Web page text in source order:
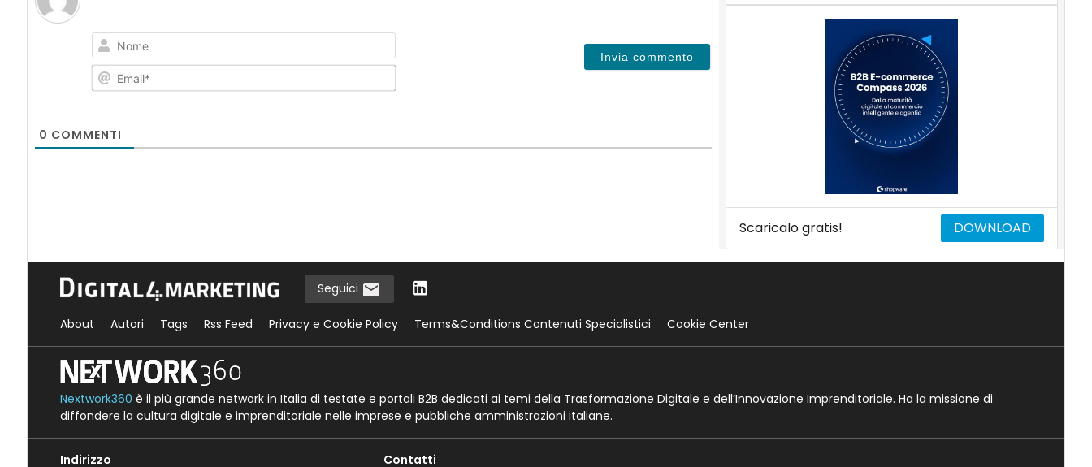
Nome
Email*
0 COMMENTI
Scaricalo gratis! DOWNLOAD
Seguici
About Autori Tags Rss Feed Privacy e Cookie Policy Terms&Conditions Contenuti Specialistici Cookie Center
Nextwork360 è il più grande network in Italia di testate e portali B2B dedicati ai temi della Trasformazione Digitale e dell’Innovazione Imprenditoriale. Ha la missione di
diffondere la cultura digitale e imprenditoriale nelle imprese e pubbliche amministrazioni italiane.
Indirizzo Contatti